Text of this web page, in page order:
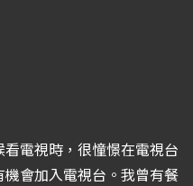
電視時，很憧憬在電視台
會加入電視台。我曾有餐